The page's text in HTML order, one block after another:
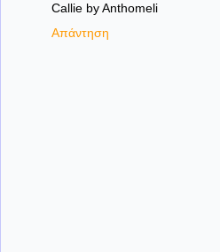
Callie by Anthomeli
Απάντηση